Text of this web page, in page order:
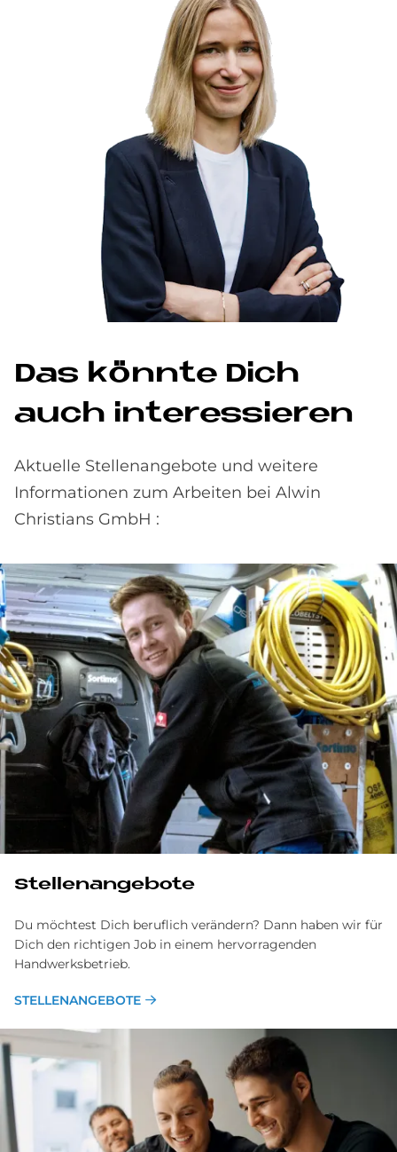
Das könnte Dich
auch interessieren
Aktuelle Stellenangebote und weitere
Informationen zum Arbeiten bei Alwin
Christians GmbH :
Stellenangebote
Du möchtest Dich beruflich verändern? Dann haben wir für
Dich den richtigen Job in einem hervorragenden
Handwerksbetrieb.
STELLENANGEBOTE